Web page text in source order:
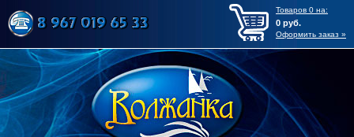
Товаров 0 на:
0 руб.
Оформить заказ »